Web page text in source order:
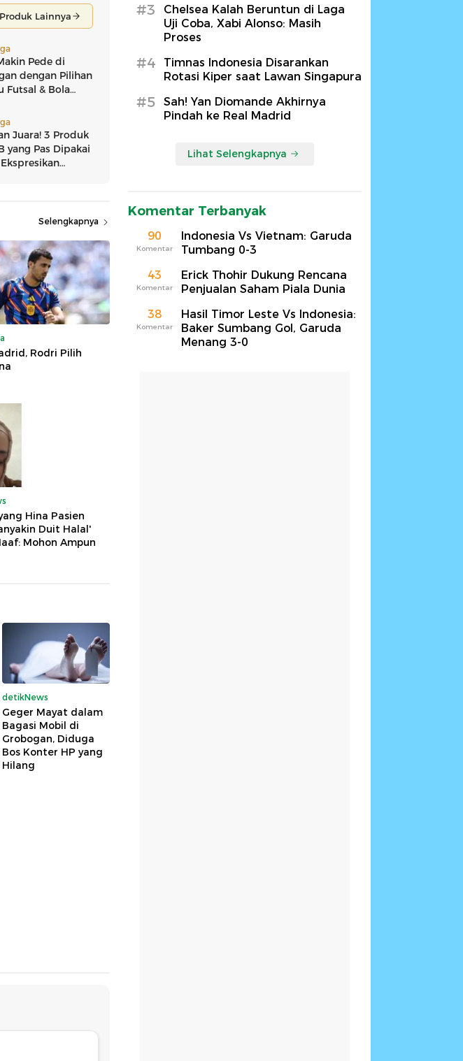
Selengkapnya
Rodri Pilih
Hina Pasien
Duit Halal'
Mohon Ampun
detikNews
Geger Mayat dalam
Bagasi Mobil di
Grobogan, Diduga
Bos Konter HP yang
Hilang
#3
Chelsea Kalah Beruntun di Laga
Uji Coba, Xabi Alonso: Masih
Proses
#4
Timnas Indonesia Disarankan
Rotasi Kiper saat Lawan Singapura
#5
Sah! Yan Diomande Akhirnya
Pindah ke Real Madrid
Lihat Selengkapnya
Komentar Terbanyak
90
Komentar
Indonesia Vs Vietnam: Garuda
Tumbang 0-3
43
Komentar
Erick Thohir Dukung Rencana
Penjualan Saham Piala Dunia
38
Komentar
Hasil Timor Leste Vs Indonesia:
Baker Sumbang Gol, Garuda
Menang 3-0